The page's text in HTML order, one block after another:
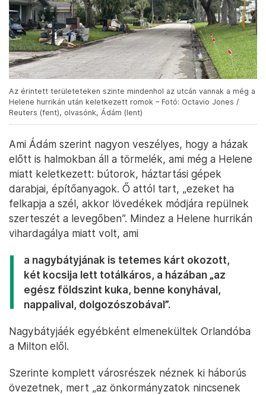
Az érintett területeteken szinte mindenhol az utcán vannak a még a
Helene hurrikán után keletkezett romok – Fotó: Octavio Jones /
Reuters (fent), olvasónk, Ádám (lent)
Ami Ádám szerint nagyon veszélyes, hogy a házak
előtt is halmokban áll a törmelék, ami még a Helene
miatt keletkezett: bútorok, háztartási gépek
darabjai, építőanyagok. Ő attól tart, „ezeket ha
felkapja a szél, akkor lövedékek módjára repülnek
szerteszét a levegőben”. Mindez a Helene hurrikán
vihardagálya miatt volt, ami
a nagybátyjának is tetemes kárt okozott,
két kocsija lett totálkáros, a házában „az
egész földszint kuka, benne konyhával,
nappalival, dolgozószobával”.
Nagybátyjáék egyébként elmenekültek Orlandóba
a Milton elől.
Szerinte komplett városrészek néznek ki háborús
övezetnek, mert „az önkormányzatok nincsenek